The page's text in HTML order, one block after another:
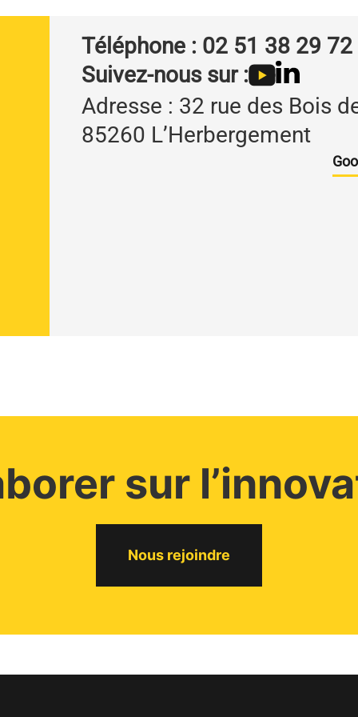
Téléphone : 02 51 38 29 72
Suivez-nous sur :
Adresse : 32 rue des Bois
85260 L’Herbergement
sur
Nous rejoindre